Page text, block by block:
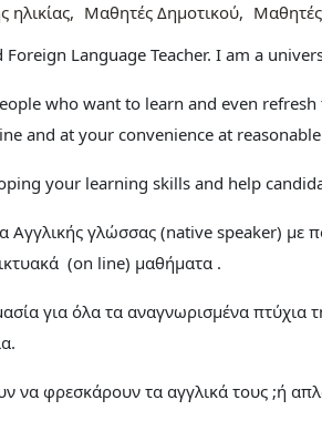
ηλικίας Μαθητές Δημοτικού
Language Teacher. I am a
who want to learn and even
and at your convenience at
your learning skills and help
Αγγλικής γλώσσας (native speaker) με
(on line) μαθήματα .
για όλα τα αναγνωρισμένα πτύχια
να φρεσκάρουν τα αγγλικά τους ;ή